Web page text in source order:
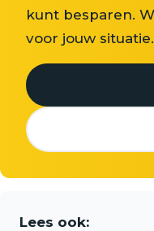
kunt besparen.
voor jouw situatie.
Lees ook: